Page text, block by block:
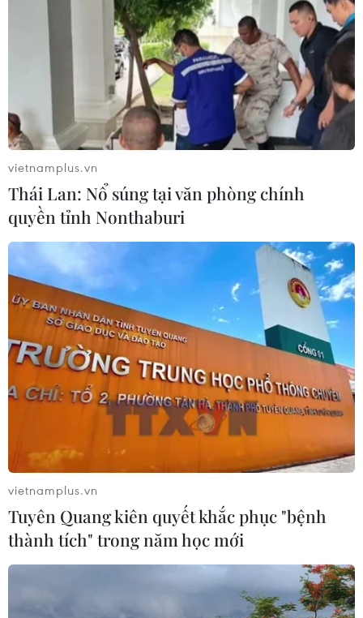
vietnamplus.vn
Thái Lan: Nổ súng tại văn phòng chính
quyền tỉnh Nonthaburi
vietnamplus.vn
Tuyên Quang kiên quyết khắc phục "bệnh
thành tích" trong năm học mới